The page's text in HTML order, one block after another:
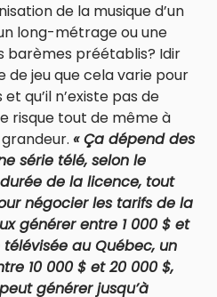
de la musique d’un
long-métrage ou une
barèmes préétablis? Idir
de jeu que cela varie pour
qu’il n’existe pas de
risque tout de même à
« Ça dépend des
série télé, selon le
de la licence, tout
négocier les tarifs de la
générer entre 1 000 $ et
au Québec, un
10 000 $ et 20 000 $,
générer jusqu’à